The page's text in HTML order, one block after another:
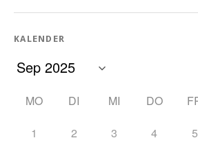
KALENDER
MO DI MI DO
1 2 3 4 5